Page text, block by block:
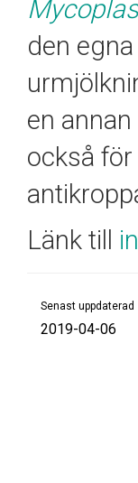
den
en
också
Länk till
Senast uppdaterad
2019-04-06